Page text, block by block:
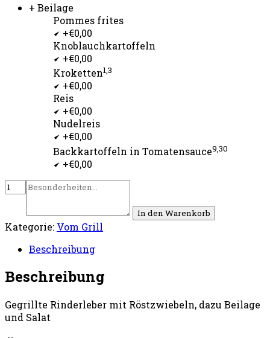
+ Beilage
Pommes frites
+€0,00
Knoblauchkartoffeln
+€0,00
Kroketten1,3
+€0,00
Reis
+€0,00
Nudelreis
+€0,00
Backkartoffeln in Tomatensauce9,30
+€0,00
In den Warenkorb
Kategorie: Vom Grill
Beschreibung
Beschreibung
Gegrillte Rinderleber mit Röstzwiebeln, dazu Beilage
und Salat